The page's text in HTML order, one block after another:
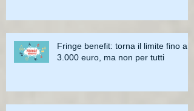
Fringe benefit: torna il limite fino a
3.000 euro, ma non per tutti